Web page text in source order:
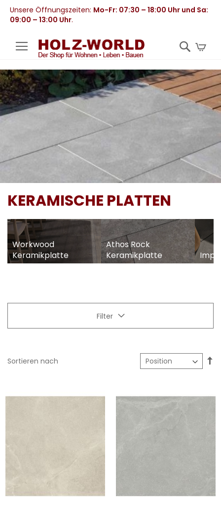
Unsere Öffnungszeiten: Mo-Fr: 07:30 – 18:00 Uhr und Sa:
09:00 – 13:00 Uhr.
KERAMISCHE PLATTEN
Workwood
Keramikplatte
Athos Rock
Keramikplatte
Filter
Sortieren nach